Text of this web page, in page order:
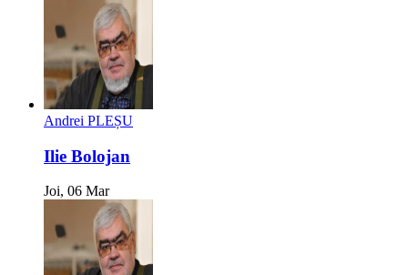
Andrei PLEȘU
Ilie Bolojan
Joi, 06 Mar